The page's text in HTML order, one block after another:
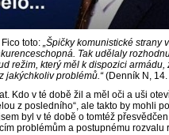
toto: „Špičky komunistické strany
Tak udělaly
režim, který měl k dispozici armádu,
jakýchkoliv problémů.“(Denník N, 14.
Kdo v té době žil a měl oči a uši
z posledního“, ale takto by mohli
byl v té době o tomtéž
problémům a postupnému rozvalu